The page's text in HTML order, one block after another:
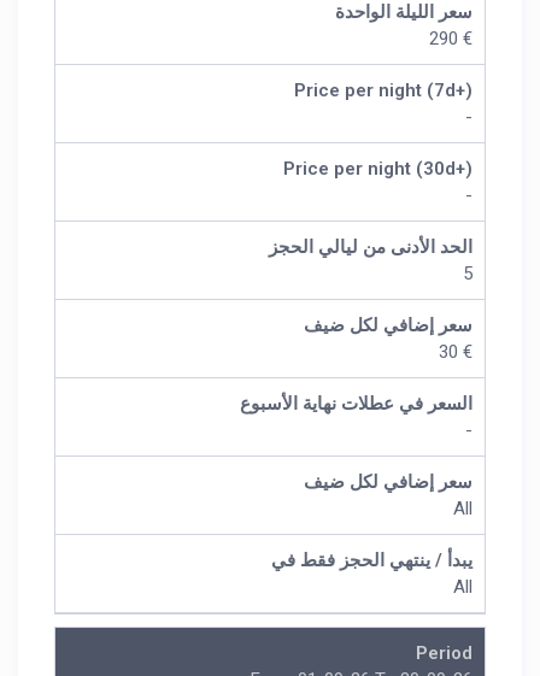
سعر الليلة الواحدة
€ 290
Price per night (7d+)
-
Price per night (30d+)
-
الحد الأدنى من ليالي الحجز
5
سعر إضافي لكل ضيف
€ 30
السعر في عطلات نهاية الأسبوع
-
سعر إضافي لكل ضيف
All
يبدأ / ينتهي الحجز فقط في
All
Period